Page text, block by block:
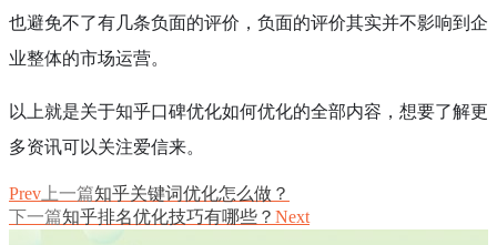
也避免不了有几条负面的评价，负面的评价其实并不影响到企
业整体的市场运营。
以上就是关于知乎口碑优化如何优化的全部内容，想要了解更
多资讯可以关注爱信来。
Prev 上一篇知乎关键词优化怎么做？
下一篇知乎排名优化技巧有哪些？ Next